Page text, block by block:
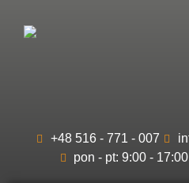
+48 516 - 771 - 007
pon - pt: 9:00 -